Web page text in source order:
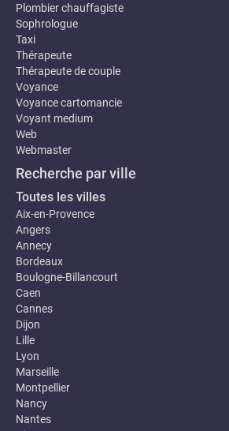
Plombier chauffagiste
Sophrologue
Taxi
Thérapeute
Thérapeute de couple
Voyance
Voyance cartomancie
Voyant medium
Web
Webmaster
Recherche par ville
Toutes les villes
Aix-en-Provence
Angers
Annecy
Bordeaux
Boulogne-Billancourt
Caen
Cannes
Dijon
Lille
Lyon
Marseille
Montpellier
Nancy
Nantes